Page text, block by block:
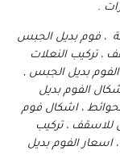
، فوم بديل الجبس
، تركيب النعلات
الفوم بديل الجبس ,
الفوم بديل
، اشكال فوم
للاسقف ، تركيب
اسعار الفوم بديل